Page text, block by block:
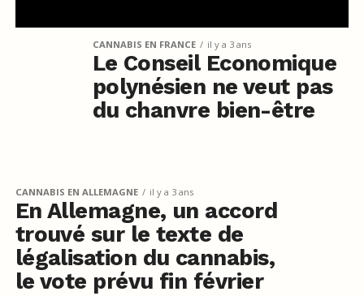
CANNABIS EN FRANCE il y a 3 ans
Le Conseil Economique
polynésien ne veut pas
du chanvre bien-être
CANNABIS EN ALLEMAGNE il y a 3 ans
En Allemagne, un accord
trouvé sur le texte de
légalisation du cannabis,
le vote prévu fin février